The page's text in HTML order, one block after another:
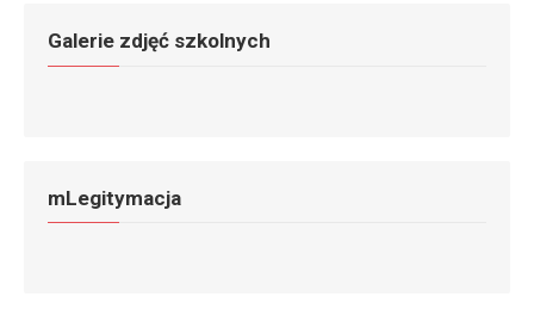
Galerie zdjęć szkolnych
mLegitymacja